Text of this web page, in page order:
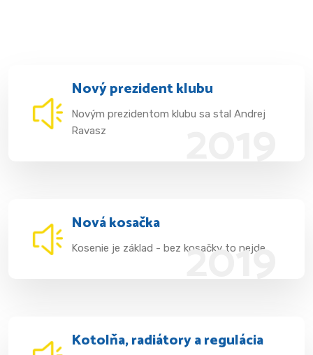
2019
Nový prezident klubu
Novým prezidentom klubu sa stal Andrej
Ravasz
2019
Nová kosačka
Kosenie je základ - bez kosačky to nejde
Kotolňa, radiátory a regulácia